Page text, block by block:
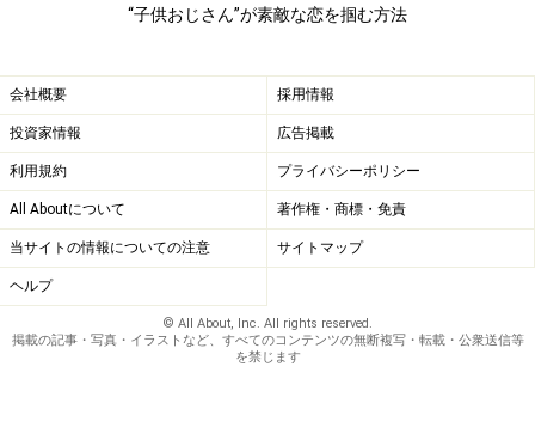
“子供おじさん”が素敵な恋を掴む方法
会社概要 採用情報
投資家情報 広告掲載
利用規約 プライバシーポリシー
All Aboutについて 著作権・商標・免責
当サイトの情報についての注意 サイトマップ
ヘルプ
© All About, Inc. All rights reserved.
掲載の記事・写真・イラストなど、すべてのコンテンツの無断複写・転載・公衆送信等
を禁じます